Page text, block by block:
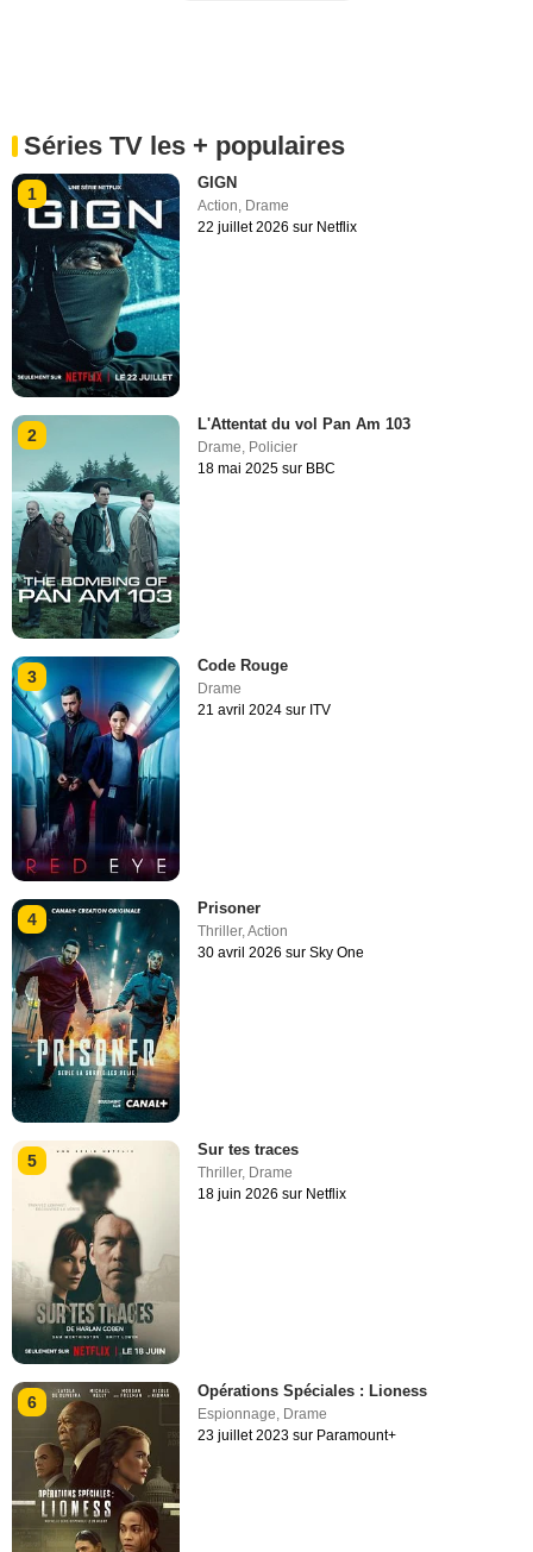
Séries TV les + populaires
1
GIGN
Action Drame
22 juillet 2026 sur Netflix
2
L'Attentat du vol Pan Am 103
Drame, Policier
18 mai 2025 sur BBC
3
Code Rouge
Drame
21 avril 2024 sur ITV
4
Prisoner
Thriller,Action
30 avril 2026 sur Sky One
5
Sur tes traces
Thriller, Drame
18 juin 2026 sur Netflix
6
Opérations Spéciales : Lioness
Espionnage, Drame
23 juillet 2023 sur Paramount+